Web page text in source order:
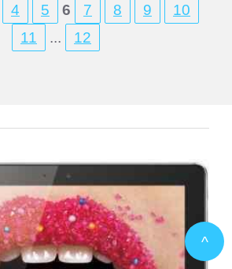
4 5 6 7 8 9
10
11
... 12
^